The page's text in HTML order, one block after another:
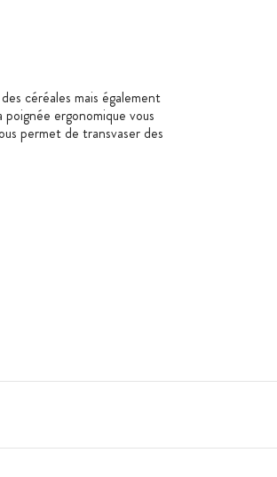
céréales mais également
ergonomique vous
permet de transvaser des